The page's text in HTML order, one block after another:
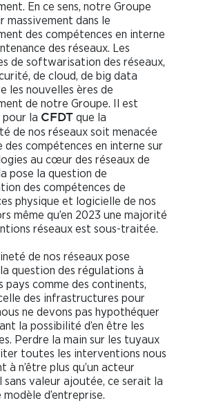
En ce sens, notre Groupe
massivement dans le
des compétences en interne
des réseaux. Les
de softwarisation des réseaux,
de cloud, de big data
les nouvelles ères de
de notre Groupe. Il est
pour la CFDT
que la
de nos réseaux soit menacée
des compétences en interne sur
au cœur des réseaux de
pose la question de
des compétences de
physique et logicielle de nos
même qu’en 2023 une majorité
réseaux est sous-traitée.
de nos réseaux pose
question des régulations à
pays comme des continents,
des infrastructures pour
ne devons pas hypothéquer
la possibilité d’en être les
Perdre la main sur les tuyaux
toutes les interventions nous
à n’être plus qu’un acteur
sans valeur ajoutée, ce serait la
d’entreprise.